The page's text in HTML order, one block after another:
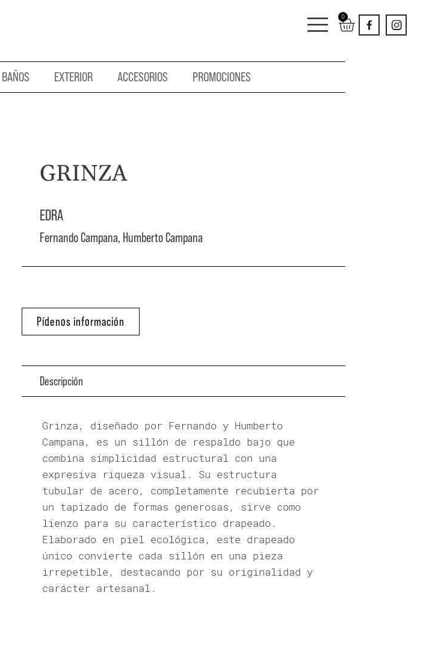
0
BAÑOS EXTERIOR ACCESORIOS PROMOCIONES
GRINZA
EDRA
Fernando Campana, Humberto Campana
Pídenos información
Descripción
Grinza, diseñado por Fernando y Humberto
Campana, es un sillón de respaldo bajo que
combina simplicidad estructural con una
expresiva riqueza visual. Su estructura
tubular de acero, completamente recubierta por
un tapizado de formas generosas, sirve como
lienzo para su característico drapeado.
Elaborado en piel ecológica, este drapeado
único convierte cada sillón en una pieza
irrepetible, destacando por su originalidad y
carácter artesanal.